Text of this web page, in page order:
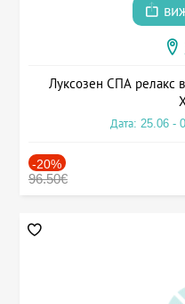
Луксозен СПА релакс
Дата: 25.06 -
-20%
96.50€